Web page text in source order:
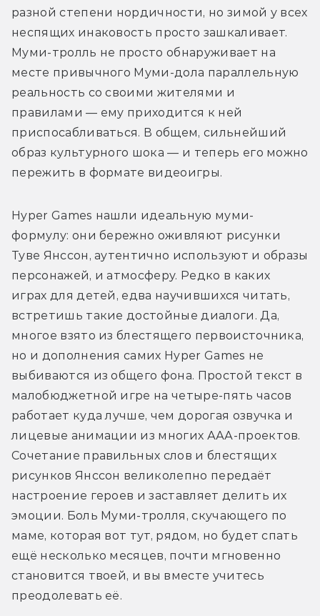
разной степени нордичности, но зимой у всех
неспящих инаковость просто зашкаливает.
Муми-тролль не просто обнаруживает на
месте привычного Муми-дола параллельную
реальность со своими жителями и
правилами — ему приходится к ней
приспосабливаться. В общем, сильнейший
образ культурного шока — и теперь его можно
пережить в формате видеоигры.
Hyper Games нашли идеальную муми-
формулу: они бережно оживляют рисунки
Туве Янссон, аутентично используют и образы
персонажей, и атмосферу. Редко в каких
играх для детей, едва научившихся читать,
встретишь такие достойные диалоги. Да,
многое взято из блестящего первоисточника,
но и дополнения самих Hyper Games не
выбиваются из общего фона. Простой текст в
малобюджетной игре на четыре-пять часов
работает куда лучше, чем дорогая озвучка и
лицевые анимации из многих ААА-проектов.
Сочетание правильных слов и блестящих
рисунков Янссон великолепно передаёт
настроение героев и заставляет делить их
эмоции. Боль Муми-тролля, скучающего по
маме, которая вот тут, рядом, но будет спать
ещё несколько месяцев, почти мгновенно
становится твоей, и вы вместе учитесь
преодолевать её.